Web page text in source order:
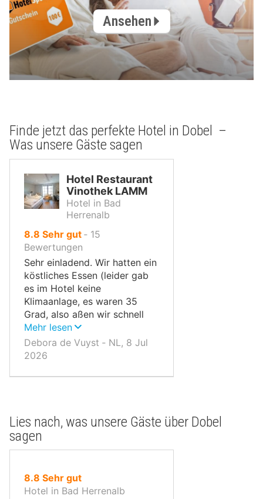
Ansehen
Finde jetzt das perfekte Hotel in Dobel –
Was unsere Gäste sagen
Hotel Restaurant
Vinothek LAMM
Hotel in Bad
Herrenalb
8.8 von
10,
Sehr gut ‐ 15
Bewertungen
Sehr einladend. Wir hatten ein
köstliches Essen (leider gab
es im Hotel keine
Klimaanlage, es waren 35
Grad, also aßen wir schnell
und gingen wieder) und gute
Weine zu einem vernünftigen
Preis.
Mehr lesen
Debora de Vuyst ‐ NL, 8 Jul
2026
Lies nach, was unsere Gäste über Dobel
sagen
8.8 von
10,
Sehr gut
Hotel in Bad Herrenalb